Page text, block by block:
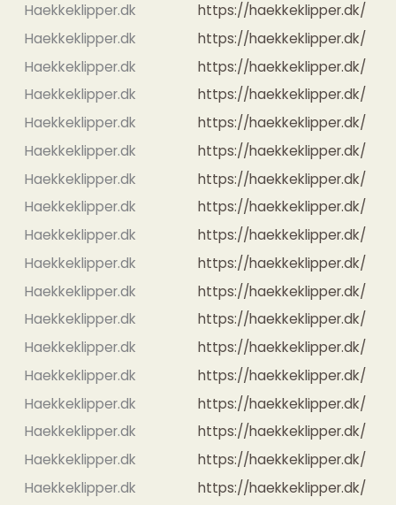
Haekkeklipper.dk
https://haekkeklipper.dk/
Haekkeklipper.dk
https://haekkeklipper.dk/
Haekkeklipper.dk
https://haekkeklipper.dk/
Haekkeklipper.dk
https://haekkeklipper.dk/
Haekkeklipper.dk
https://haekkeklipper.dk/
Haekkeklipper.dk
https://haekkeklipper.dk/
Haekkeklipper.dk
https://haekkeklipper.dk/
Haekkeklipper.dk
https://haekkeklipper.dk/
Haekkeklipper.dk
https://haekkeklipper.dk/
Haekkeklipper.dk
https://haekkeklipper.dk/
Haekkeklipper.dk
https://haekkeklipper.dk/
Haekkeklipper.dk
https://haekkeklipper.dk/
Haekkeklipper.dk
https://haekkeklipper.dk/
Haekkeklipper.dk
https://haekkeklipper.dk/
Haekkeklipper.dk
https://haekkeklipper.dk/
Haekkeklipper.dk
https://haekkeklipper.dk/
Haekkeklipper.dk
https://haekkeklipper.dk/
Haekkeklipper.dk
https://haekkeklipper.dk/